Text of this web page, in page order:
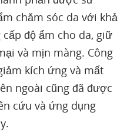
chăm sóc da với khả
độ ẩm cho da, giữ
và mịn màng. Công
kích ứng và mất
ngoài cũng đã được
cứu và ứng dụng